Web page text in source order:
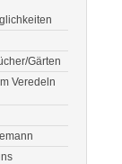
Gärten
Veredeln